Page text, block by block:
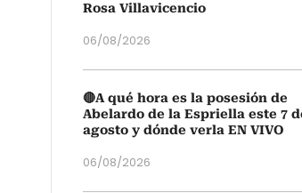
Rosa Villavicencio
06/08/2026
🔴A qué hora es la posesión de
Abelardo de la Espriella este 7
agosto y dónde verla EN VIVO
06/08/2026